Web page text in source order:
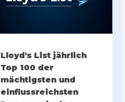
Lloyd's List jährlich
Top 100 der
mächtigsten und
einflussreichsten